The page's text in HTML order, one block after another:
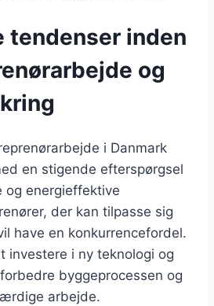
tendenser inden
og
i Danmark
en stigende efterspørgsel
energieffektive
der kan tilpasse sig
have en konkurrencefordel.
investere i ny teknologi og
byggeprocessen og
arbejde.